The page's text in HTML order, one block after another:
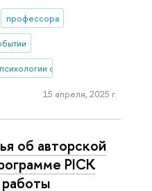
профессора
салютогенной среды
15 апреля, 2025 г.
об авторской
PICK